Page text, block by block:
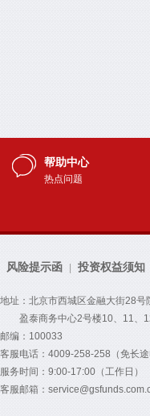
帮助中心
热点问题
风险提示函 投资权益须知
地址：北京市西城区金融大街28号
盈泰商务中心2号楼10、11、
邮编：100033
客服电话：4009-258-258（免长途
服务时间：9:00-17:00（工作日）
客服邮箱：